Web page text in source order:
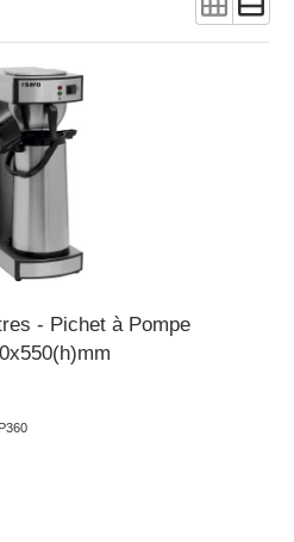
- Pichet à Pompe